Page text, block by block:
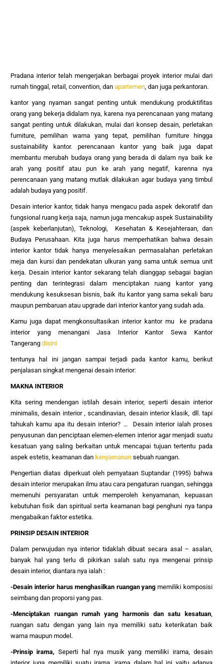
Pradana interior telah mengerjakan berbagai proyek interior mulai dari
rumah tinggal, retail, convention, danapartemen, dan juga perkantoran.
kantor yang nyaman sangat penting untuk mendukung produktifitas
orang yang bekerja didalam nya, karena nya perencanaan yang matang
sangat penting untuk dilakukan, mulai dari konsep desain, perletakan
furniture, pemilihan warna yang tepat, pemilihan furniture hingga
sustainability kantor. perencanaan kantor yang baik juga dapat
membantu merubah budaya orang yang berada di dalam nya baik ke
arah yang positif atau pun ke arah yang negatif, karenna nya
perencanaan yang matang mutlak dilakukan agar budaya yang timbul
adalah budaya yang positif.
Desain interior kantor, tidak hanya mengacu pada aspek dekoratif dan
fungsional ruang kerja saja, namun juga mencakup aspek Sustainability
(aspek keberlanjutan), Teknologi, Kesehatan & Kesejahteraan, dan
Budaya Perusahaan. Kita juga harus memperhatikan bahwa desain
interior kantor tidak hanya menyelesaikan permasalahan perletakan
meja dan kursi dan pendekatan ulkuran yang sama untuk semua unit
kerja. Desain interior kantor sekarang telah dianggap sebagai bagian
penting dan terintegrasi dalam menciptakan ruang kantor yang
mendukung kesuksesan bisnis, baik itu kantor yang sama sekali baru
maupun pembaruan atau upgrade dari interior kantor yang sudah ada.
Kamu juga dapat mengkonsultasikan interior kantor mu ke pradana
interior yang menangani Jasa Interior Kantor Sewa Kantor
Tangerang disini
tentunya hal ini jangan sampai terjadi pada kantor kamu, berikut
penjalasan singkat mengenai desain interior:
MAKNA INTERIOR
Kita sering mendengan istilah desain interior, seperti desain interior
minimalis, desain interior , scandinavian, desain interior klasik, dll. tapi
tahukah kamu apa itu desain interior? … Desain interior ialah proses
penyusunan dan penciptaan elemen-elemen interior agar menjadi suatu
kesatuan yang saling berkaitan untuk mencapai tujuan tertentu pada
aspek estetis, keamanan dan kenyamanan sebuah ruangan.
Pengertian diatas diperkuat oleh pernyataan Suptandar (1995) bahwa
desain interior merupakan ilmu atau cara pengaturan ruangan, sehingga
memenuhi persyaratan untuk memperoleh kenyamanan, kepuasan
kebutuhan fisik dan spiritual serta keamanan bagi penghuni nya tanpa
mengabaikan faktor estetika.
PRINSIP DESAIN INTERIOR
Dalam perwujudan nya interior tidaklah dibuat secara asal – asalan,
banyak hal yang terlu di pikirkan salah satu nya mengenai prinsip
desain interior, diantara nya ialah :
-Desain interior harus menghasilkan ruangan yang memiliki komposisi
seimbang dan proporsi yang pas.
-Menciptakan ruangan rumah yang harmonis dan satu kesatuan,
ruangan satu dengan yang lain nya memiliki satu keterikatan baik
warna maupun model.
-Prinsip irama, Seperti hal nya musik yang memiliki irama, desain